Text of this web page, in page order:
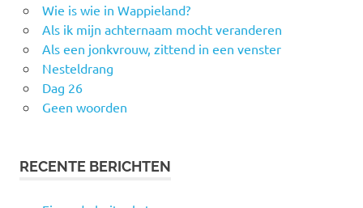
Wie is wie in Wappieland?
Als ik mijn achternaam mocht veranderen
Als een jonkvrouw, zittend in een venster
Nesteldrang
Dag 26
Geen woorden
RECENTE BERICHTEN